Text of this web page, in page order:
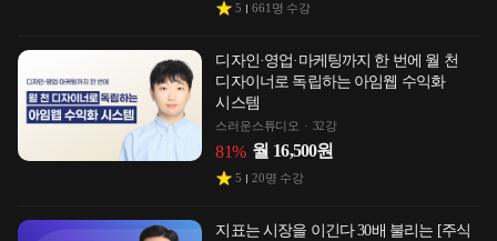
5 661 명 수강
디자인·영업·마케팅까지 한 번에 월 천
디자이너로 독립하는 아임웹 수익화
시스템
스러운스튜디오 32강
81% 월 16,500원
5 20명 수강
지표는 시장을 이긴다 30배 불리는 [주식